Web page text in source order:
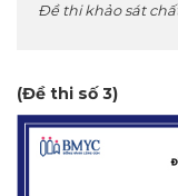
Đề thi khảo sát
(Đề thi số 3)